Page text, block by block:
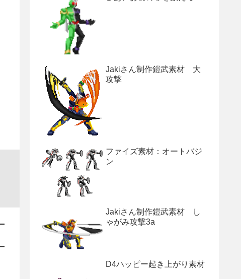
Jakiさん制作鎧武素材 大
攻撃
ファイズ素材：オートバジ
ン
Jakiさん制作鎧武素材 し
ゃがみ攻撃3a
D4ハッピー起き上がり素材